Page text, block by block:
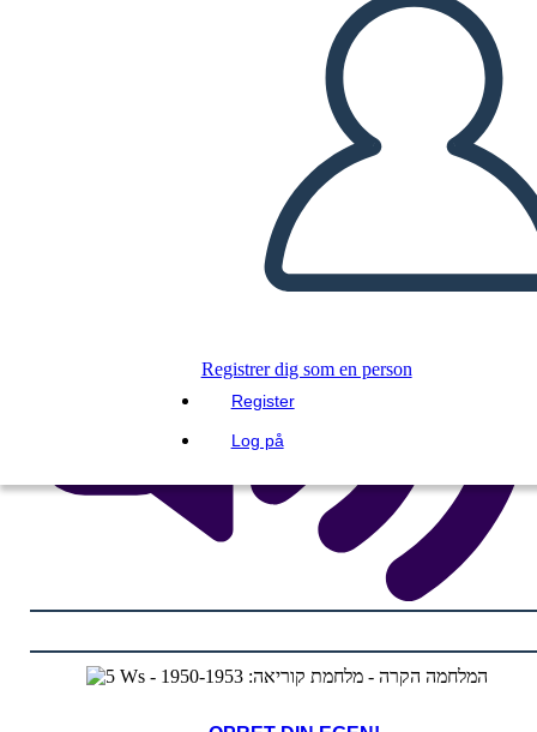
Registrer dig som en person
Register
Log på
LAVE ET STORYBOARD
AFSPIL DIASSHOW
LÆS FOR MIG